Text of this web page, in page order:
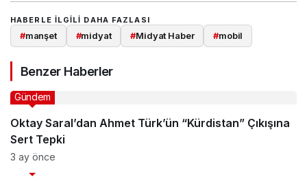
HABERLE ILGILI DAHA FAZLASI
#manşet #midyat #Midyat Haber #mobil
Benzer Haberler
Oktay Saral’dan Ahmet Türk’ün “Kürdistan” Çıkışına
Sert Tepki
Gündem
3 ay önce
Gündem